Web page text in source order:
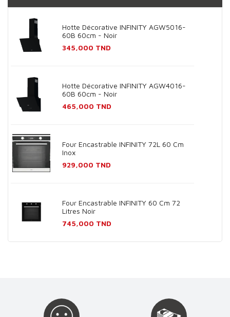
Hotte Décorative INFINITY AGW5016-
60B 60cm - Noir
Prix
345,000 TND
Hotte Décorative INFINITY AGW4016-
60B 60cm - Noir
Prix
465,000 TND
Four Encastrable INFINITY 72L 60 Cm
Inox
Prix
929,000 TND
Four Encastrable INFINITY 60 Cm 72
Litres Noir
Prix
745,000 TND